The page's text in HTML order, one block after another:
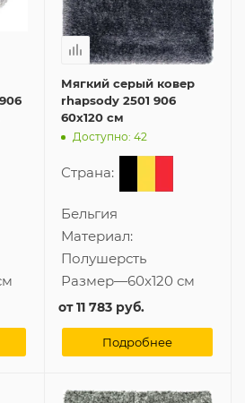
Мягкий серый ковер
rhapsody 2501 906
60x120 см
Доступно: 42
Страна:
Бельгия
Материал:
Полушерсть
Размер—60x120 см
от11 783 руб.
Подробнее